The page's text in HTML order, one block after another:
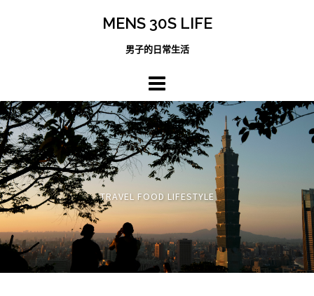
MENS 30S LIFE
男子的日常生活
TRAVEL FOOD LIFESTYLE